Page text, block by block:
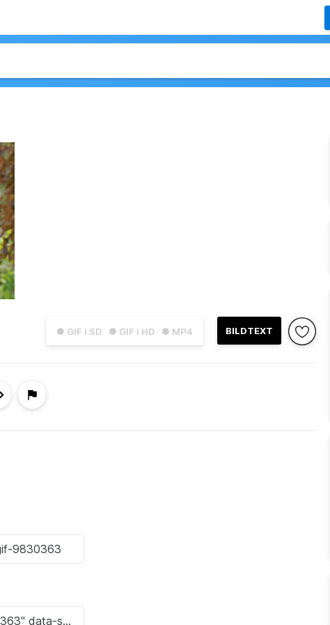
● GIF i SD ● GIF i HD ● MP4 BILDTEXT